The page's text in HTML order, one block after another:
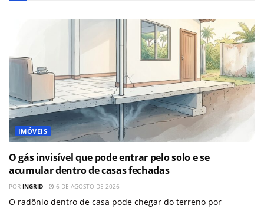
IMÓVEIS
O gás invisível que pode entrar pelo solo e se
acumular dentro de casas fechadas
POR INGRID 6 DE AGOSTO DE 2026
O radônio dentro de casa pode chegar do terreno por